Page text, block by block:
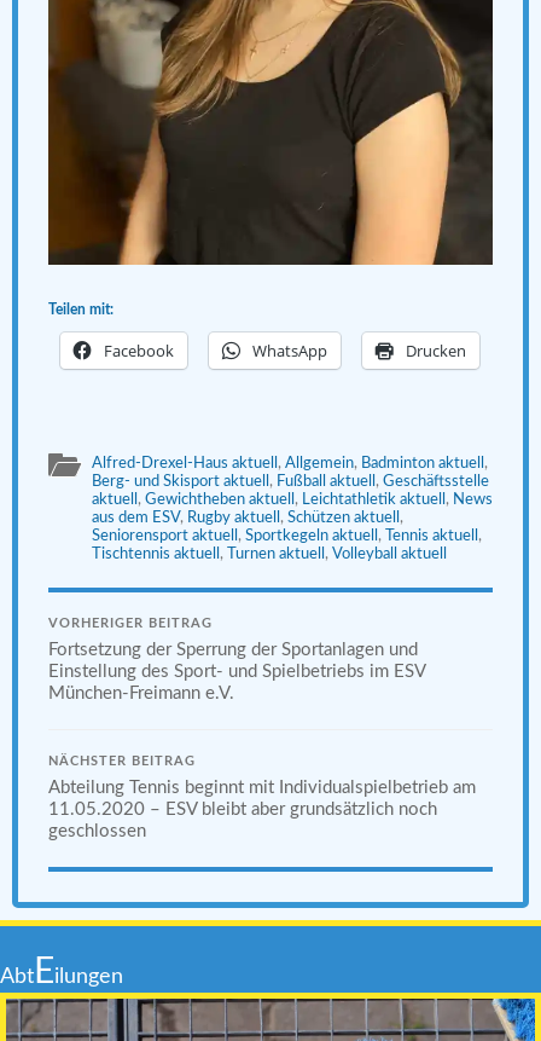
Teilen mit:
Facebook WhatsApp Drucken
Alfred-Drexel-Haus aktuell , Allgemein, Badminton aktuell ,
Berg- und Skisport aktuell , Fußball aktuell , Geschäftsstelle
aktuell , Gewichtheben aktuell , Leichtathletik aktuell , News
aus dem ESV, Rugby aktuell , Schützen aktuell ,
Seniorensport aktuell , Sportkegeln aktuell , Tennis aktuell ,
Tischtennis aktuell , Turnen aktuell , Volleyball aktuell
VORHERIGER BEITRAG
Fortsetzung der Sperrung der Sportanlagen und
Einstellung des Sport- und Spielbetriebs im ESV
München-Freimann e.V.
NÄCHSTER BEITRAG
Abteilung Tennis beginnt mit Individualspielbetrieb am
11.05.2020 – ESV bleibt aber grundsätzlich noch
geschlossen
Abt Eilungen